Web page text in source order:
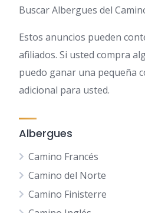
Buscar Albergues del
Estos anuncios pueden
afiliados. Si usted compra
puedo ganar una pequeña
adicional para usted.
Albergues
Camino Francés
Camino del Norte
Camino Finisterre